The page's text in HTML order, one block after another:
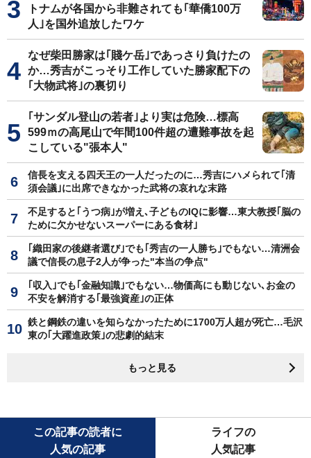
トナムが各国から非難されても｢華僑100万
人｣を国外追放したワケ
なぜ柴田勝家は｢賤ケ岳｣であっさり負けたの
か…秀吉がこっそり工作していた勝家配下の
｢大物武将｣の裏切り
｢サンダル登山の若者｣より実は危険…標高
599ｍの高尾山で年間100件超の遭難事故を起
こしている"張本人"
信長を支える四天王の一人だったのに…秀吉にハメられて｢清
須会議｣に出席できなかった武将の哀れな末路
不足すると｢うつ病｣が増え､子どものIQに影響…東大教授｢脳の
ために欠かせないスーパーにある食材｣
｢織田家の後継者選び｣でも｢秀吉の一人勝ち｣でもない…清洲会
議で信長の息子2人が争った"本当の争点"
｢収入｣でも｢金融知識｣でもない…物価高にも動じない､お金の
不安を解消する｢最強資産｣の正体
鉄と鋼鉄の違いを知らなかったために1700万人超が死亡…毛沢
東の｢大躍進政策｣の悲劇的結末
もっと見る
この記事の読者に
人気の記事
ライフの
人気記事